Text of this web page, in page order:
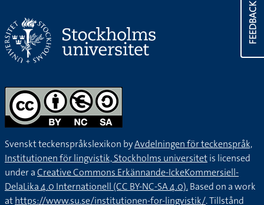
FEEDBACK
Svenskt teckenspråkslexikon byAvdelningen för teckenspråk,
Institutionen för lingvistik, Stockholms universitetis licensed
under aCreative Commons Erkännande-IckeKommersiell-
DelaLika 4.0 Internationell (CC BY-NC-SA 4.0).Based on a work
athttps://www.su.se/institutionen-for-lingvistik/. Tillstånd